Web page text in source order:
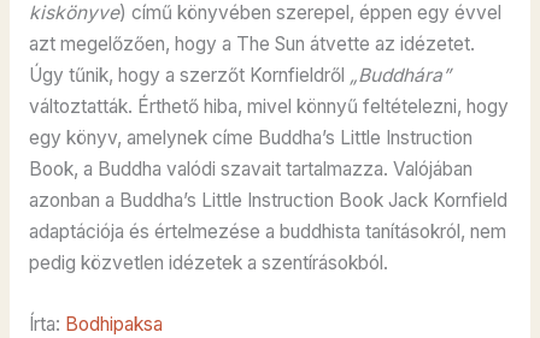
kiskönyve) című könyvében szerepel, éppen egy évvel
azt megelőzően, hogy a The Sun átvette az idézetet.
Úgy tűnik, hogy a szerzőt Kornfieldről „Buddhára”
változtatták. Érthető hiba, mivel könnyű feltételezni, hogy
egy könyv, amelynek címe Buddha’s Little Instruction
Book, a Buddha valódi szavait tartalmazza. Valójában
azonban a Buddha’s Little Instruction Book Jack Kornfield
adaptációja és értelmezése a buddhista tanításokról, nem
pedig közvetlen idézetek a szentírásokból.
Írta: Bodhipaksa